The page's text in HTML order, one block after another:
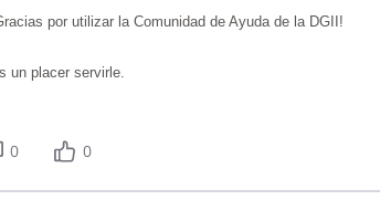
por utilizar la Comunidad de Ayuda de la DGII!
un placer servirle.
0 0